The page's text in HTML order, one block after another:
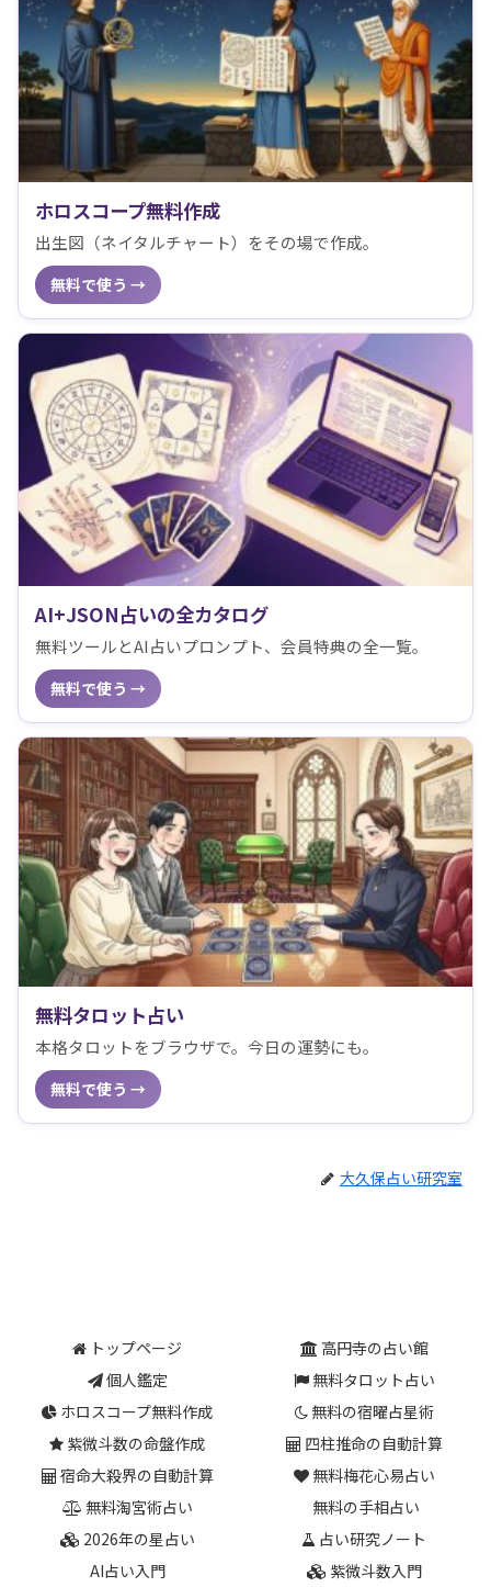
ホロスコープ無料作成
出生図（ネイタルチャート）をその場で作成。
無料で使う →
AI+JSON占いの全カタログ
無料ツールとAI占いプロンプト、会員特典の全一覧。
無料で使う →
無料タロット占い
本格タロットをブラウザで。今日の運勢にも。
無料で使う →
大久保占い研究室
トップページ
高円寺の占い館
個人鑑定
無料タロット占い
ホロスコープ無料作成
無料の宿曜占星術
紫微斗数の命盤作成
四柱推命の自動計算
宿命大殺界の自動計算
無料梅花心易占い
無料淘宮術占い
無料の手相占い
2026年の星占い
占い研究ノート
AI占い入門
紫微斗数入門